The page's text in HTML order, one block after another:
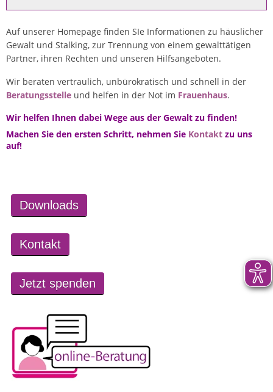
Auf unserer Homepage finden SIe Informationen zu häuslicher
Gewalt und Stalking, zur Trennung von einem gewalttätigen
Partner, ihren Rechten und unseren Hilfsangeboten.
Wir beraten vertraulich, unbürokratisch und schnell in der
Beratungsstelle und helfen in der Not im Frauenhaus.
Wir helfen Ihnen dabei Wege aus der Gewalt zu finden!
Machen Sie den ersten Schritt, nehmen Sie Kontakt zu uns
auf!
Downloads
Kontakt
Jetzt spenden